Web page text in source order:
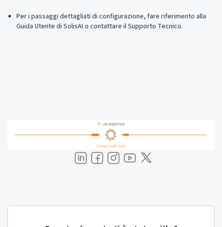
Per i passaggi dettagliati di configurazione, fare riferimento alla
Guida Utente di SolisAI o contattare il Supporto Tecnico.